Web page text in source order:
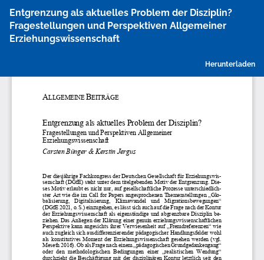
Artikeldetails
zurückkehren
Entgrenzung als aktuelles Problem der Disziplin?
Fragestellungen und Perspektiven Allgemeiner
Erziehungswissenschaft
Herunterladen